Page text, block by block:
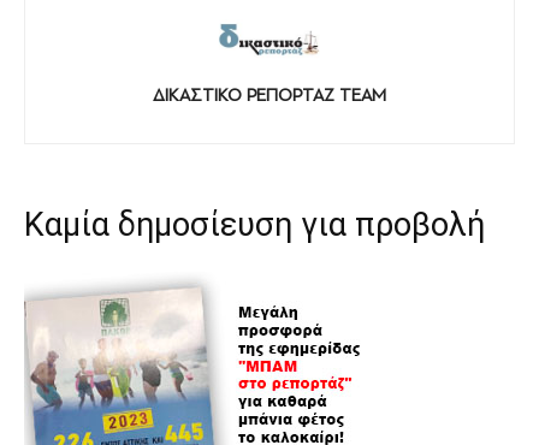
ΔΙΚΑΣΤΙΚΟ ΡΕΠΟΡΤΑΖ TEAM
Καμία δημοσίευση για προβολή